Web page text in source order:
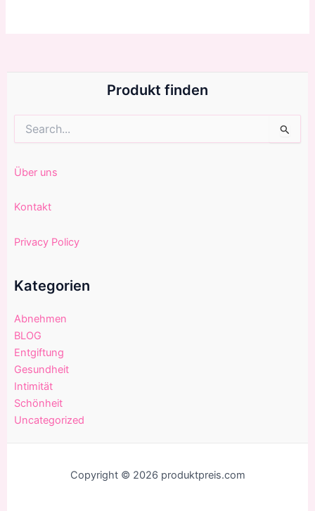
Produkt finden
nach:
Über uns
Kontakt
Privacy Policy
Kategorien
Abnehmen
BLOG
Entgiftung
Gesundheit
Intimität
Schönheit
Uncategorized
Copyright © 2026 produktpreis.com